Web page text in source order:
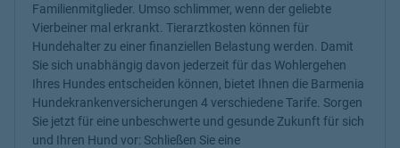
Familienmitglieder. Umso schlimmer, wenn der geliebte
Vierbeiner mal erkrankt. Tierarztkosten können für
Hundehalter zu einer finanziellen Belastung werden . Damit
Sie sich unabhängig davon jederzeit für das Wohlergehen
Ihres Hundes entscheiden können, bietet Ihnen die Barmenia
Hundekrankenversicherungen 4 verschiedene Tarife. Sorgen
Sie jetzt für eine unbeschwerte und gesunde Zukunft für sich
und Ihren Hund vor: Schließen Sie eine